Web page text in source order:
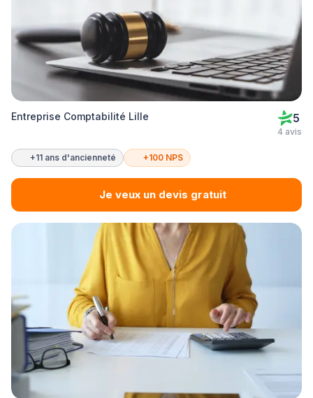
Entreprise Comptabilité Lille 5
4 avis
+11 ans d'ancienneté +100 NPS
Je veux un devis gratuit